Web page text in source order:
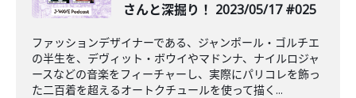
さんと深掘り！ 2023/05/17 #025
ファッションデザイナーである、ジャンポール・ゴルチエ
の半生を、デヴィット・ボウイやマドンナ、ナイルロジャ
ースなどの音楽をフィーチャーし、実際にパリコレを飾っ
た二百着を超えるオートクチュールを使って描く...